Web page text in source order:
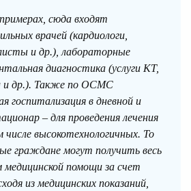
сюда входят
врачей (кардиологи,
и др.), лабораторные
диагностика (услуги КТ,
и др.). Также по ОСМС
госпитализация в дневной и
– для проведения лечения
числе высокотехнологичных. То
граждане могут получить весь
помощи за счет
из медицинских показаний,